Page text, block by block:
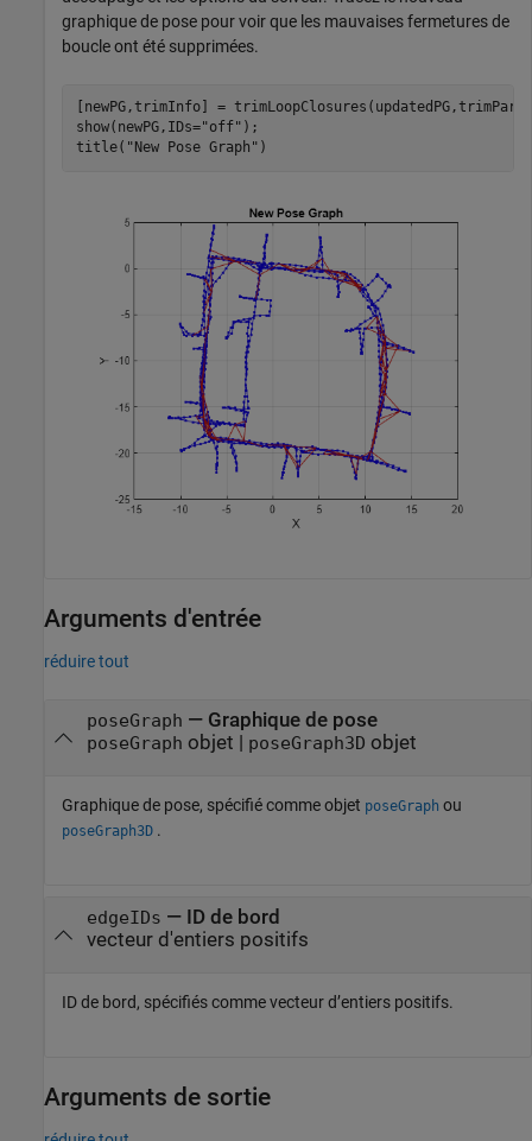
graphique de pose pour voir que les mauvaises fermetures de
boucle ont été supprimées.
[newPG,trimInfo] =
show(newPG,IDs="off" );
title( "New Pose Graph" )
Arguments d'entrée
réduire tout
poseGraph — Graphique de pose
poseGraph objet | poseGraph3D objet
Graphique de pose, spécifié comme objet poseGraph ou
poseGraph3D .
edgeIDs — ID de bord
vecteur d'entiers positifs
ID de bord, spécifiés comme vecteur d’entiers positifs.
Arguments de sortie